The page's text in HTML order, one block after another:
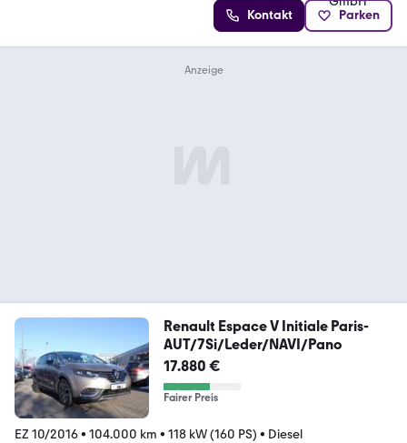
Kontakt Parken
Renault Espace V Initiale Paris-
AUT/7Si/Leder/NAVI/Pano
17.880 €
Fairer Preis
EZ 10/2016• 104.000 km • 118 kW (160 PS) • Diesel